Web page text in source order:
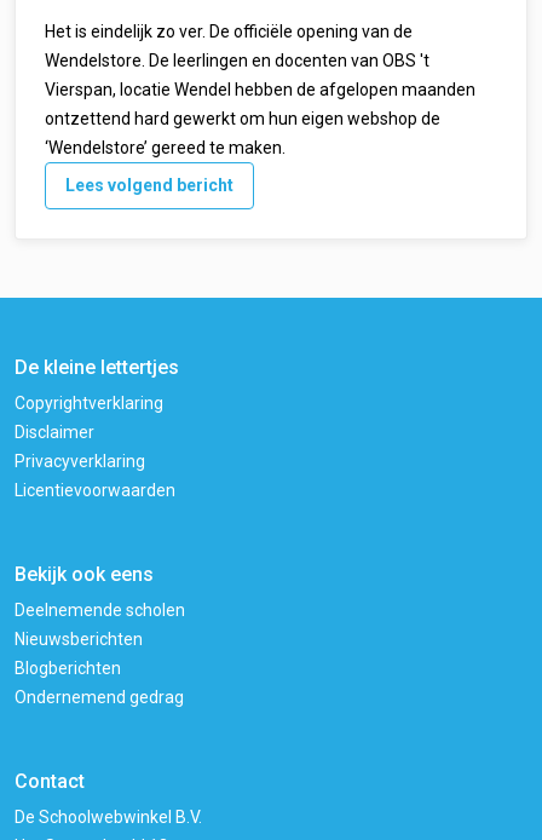
Het is eindelijk zo ver. De officiële opening van de
Wendelstore. De leerlingen en docenten van OBS 't
Vierspan, locatie Wendel hebben de afgelopen maanden
ontzettend hard gewerkt om hun eigen webshop de
‘Wendelstore’ gereed te maken.
Lees volgend bericht
De kleine lettertjes
Copyrightverklaring
Disclaimer
Privacyverklaring
Licentievoorwaarden
Bekijk ook eens
Deelnemende scholen
Nieuwsberichten
Blogberichten
Ondernemend gedrag
Contact
De Schoolwebwinkel B.V.